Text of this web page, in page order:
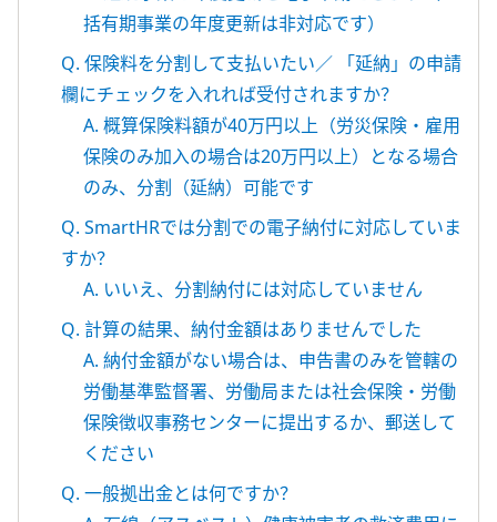
括有期事業の年度更新は非対応です）
Q. 保険料を分割して支払いたい／ 「延納」の申請
欄にチェックを入れれば受付されますか？
A. 概算保険料額が40万円以上（労災保険・雇用
保険のみ加入の場合は20万円以上）となる場合
のみ、分割（延納）可能です
Q. SmartHRでは分割での電子納付に対応していま
すか？
A. いいえ、分割納付には対応していません
Q. 計算の結果、納付金額はありませんでした
A. 納付金額がない場合は、申告書のみを管轄の
労働基準監督署、労働局または社会保険・労働
保険徴収事務センターに提出するか、郵送して
ください
Q. 一般拠出金とは何ですか？